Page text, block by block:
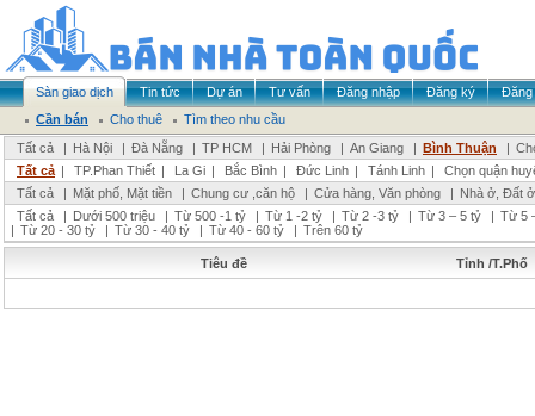
Sàn giao dịch Tin tức Dự án Tư vấn Đăng nhập Đăng ký
Đăng
Cần bán
Cho thuê
Tìm theo nhu cầu
Tất cả
| Hà Nội | Đà Nẵng | TP HCM | Hải Phòng | An Giang | Bình Thuận |
Tất cả | TP.Phan Thiết | La Gi | Bắc Bình | Đức Linh | Tánh Linh |
Chọn quận
Tất cả
| Mặt phố, Mặt tiền | Chung cư ,căn hộ | Cửa hàng, Văn phòng | Nhà ở, Đất ở
Tất cả
| Dưới 500 triệu | Từ 500 -1 tỷ | Từ 1 -2 tỷ | Từ 2 -3 tỷ | Từ 3 – 5 tỷ | Từ 5
| Từ 20 - 30 tỷ | Từ 30 - 40 tỷ | Từ 40 - 60 tỷ | Trên 60 tỷ
Tiêu đề Tỉnh /T.Phố